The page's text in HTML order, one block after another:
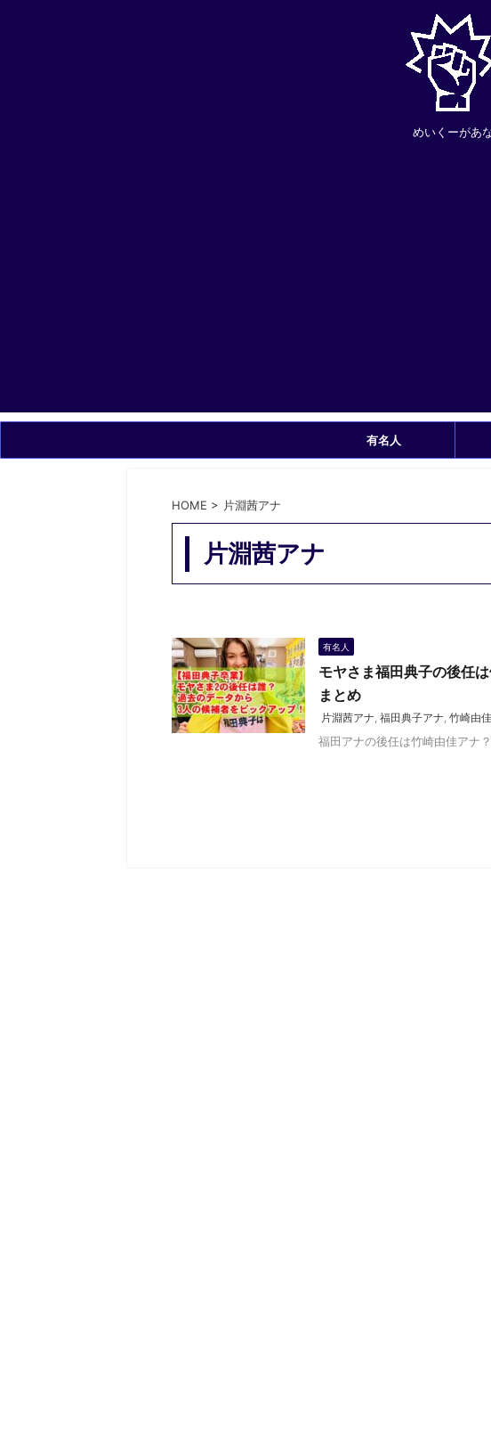
めいくーがあ
有名人
HOME > 片淵茜アナ
片淵茜アナ
有名人
モヤさま福田典子の後任
まとめ
片淵茜アナ, 福田典子アナ, 竹崎由
福田アナの後任は竹崎由佳アナ